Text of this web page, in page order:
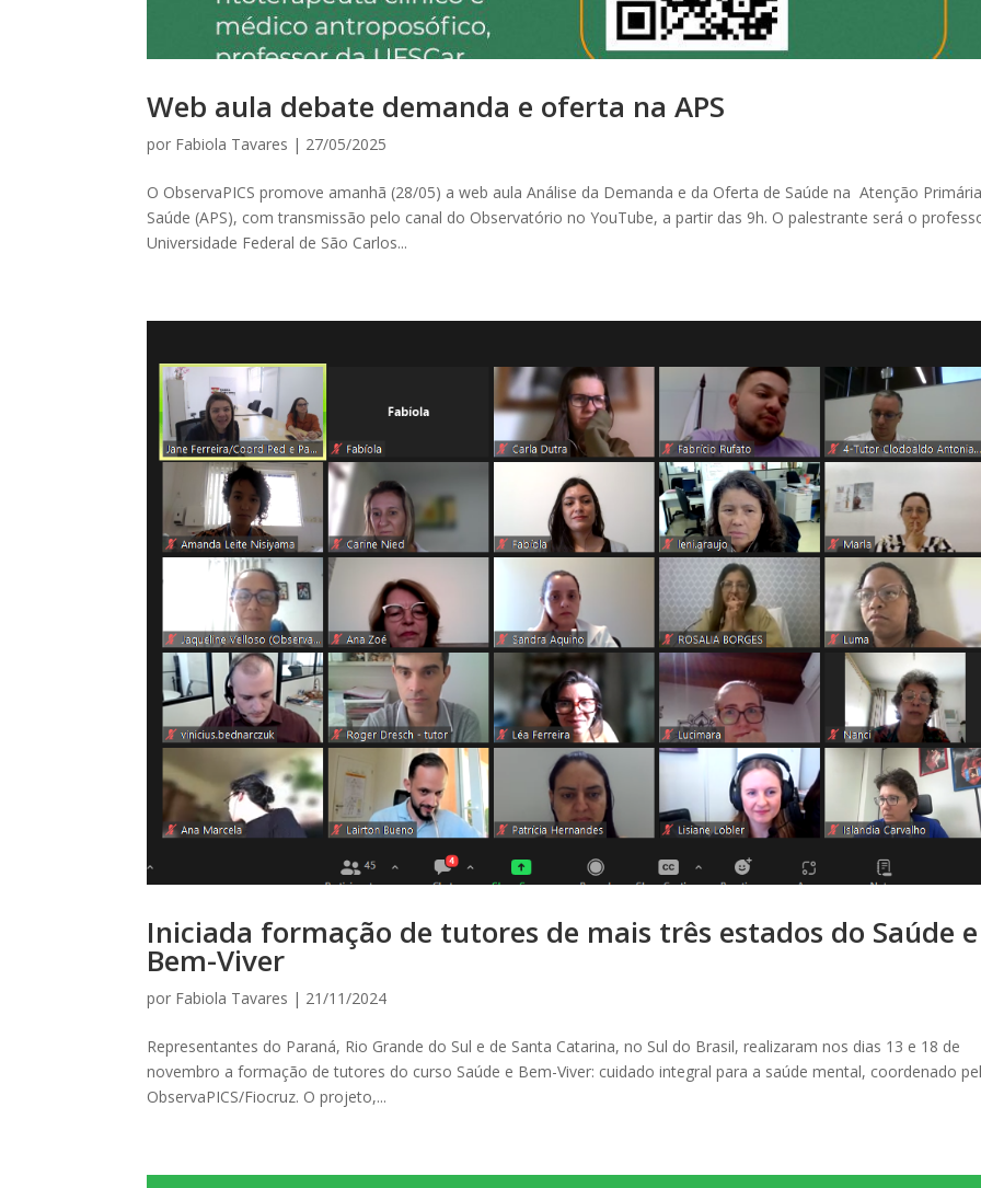
Web aula debate demanda e oferta na APS
por Fabiola Tavares | 27/05/2025
O ObservaPICS promove amanhã (28/05) a web aula Análise da Demanda e da Oferta de Saúde na Atenção
Saúde (APS), com transmissão pelo canal do Observatório no YouTube, a partir das 9h. O palestrante será o
Universidade Federal de São Carlos...
Iniciada formação de tutores de mais três estados do Saúde e
Bem-Viver
por Fabiola Tavares | 21/11/2024
Representantes do Paraná, Rio Grande do Sul e de Santa Catarina, no Sul do Brasil, realizaram nos dias 13 e 18 de
novembro a formação de tutores do curso Saúde e Bem-Viver: cuidado integral para a saúde mental, coordenado
ObservaPICS/Fiocruz. O projeto,...